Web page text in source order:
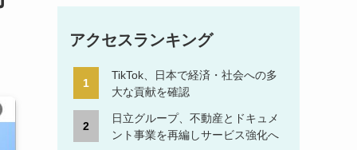
アクセスランキング
TikTok、日本で経済・社会への多
大な貢献を確認
日立グループ、不動産とドキュメ
ント事業を再編しサービス強化へ